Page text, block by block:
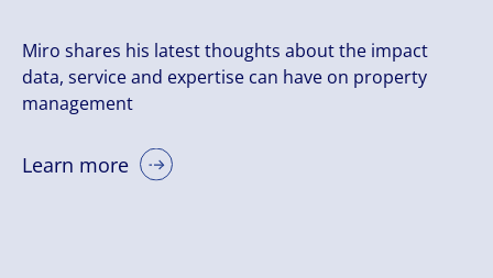
Miro shares his latest thoughts about the impact
data, service and expertise can have on property
management
Learn more